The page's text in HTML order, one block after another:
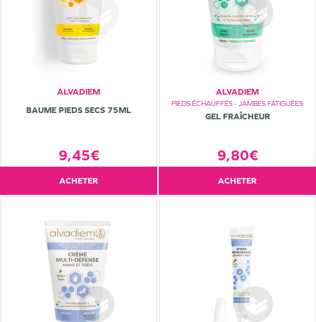
ALVADIEM
BAUME PIEDS SECS 75ML
9,45€
ACHETER
ALVADIEM
PIEDS ÉCHAUFFÉS - JAMBES FATIGUÉES
GEL FRAÎCHEUR
9,80€
ACHETER